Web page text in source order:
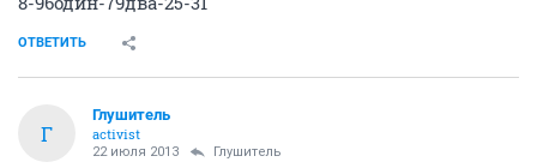
ОТВЕТИТЬ
Г
Глушитель
activist
22 июля 2013 Глушитель